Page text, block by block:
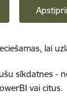
lai
sīkdatnes -
vai citus.